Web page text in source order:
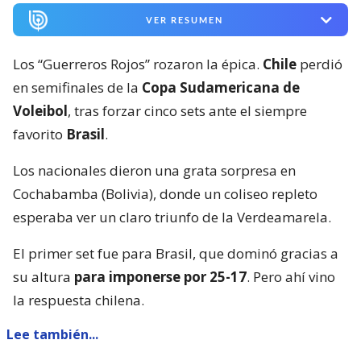
VER RESUMEN
Los “Guerreros Rojos” rozaron la épica. Chile perdió
en semifinales de la Copa Sudamericana de
Voleibol, tras forzar cinco sets ante el siempre
favorito Brasil.
Los nacionales dieron una grata sorpresa en
Cochabamba (Bolivia), donde un coliseo repleto
esperaba ver un claro triunfo de la Verdeamarela.
El primer set fue para Brasil, que dominó gracias a
su altura para imponerse por 25-17. Pero ahí vino
la respuesta chilena.
Lee también...